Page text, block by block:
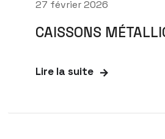
27 février 2026
CAISSONS
Lire la suite